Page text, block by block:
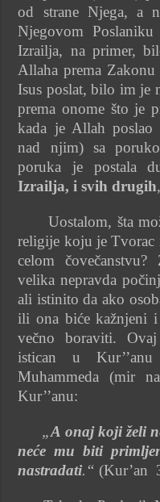
od strane Njega, a
Njegovom
Izrailja, na primer,
Allaha prema
Isus poslat, bilo im je
prema onome što je
kada je Allah poslao
nad njim) sa
poruka je postala
Izrailja, i svih drugih
Uostalom, šta
religije koju je Tvorac
celom
velika nepravda
ali istinito da ako
ili ona biće kažnjeni
večno boraviti.
istican u
Muhammeda (mir
Kur’’anu:
„A onaj koji želi
neće mu biti
nastradati.“ (Kur’an